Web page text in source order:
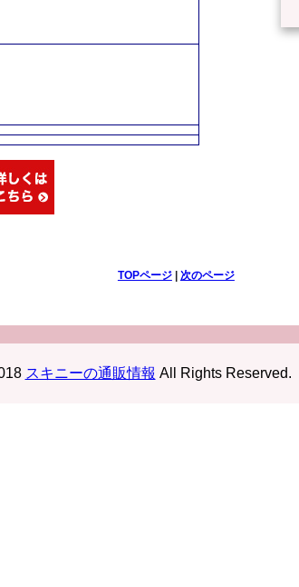
TOPページ| 次のページ
スキニーの通販情報 All Rights Reserved.